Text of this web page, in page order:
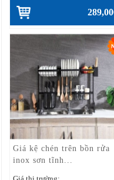
Giá kệ chén trên bồn rửa
inox sơn tĩnh...